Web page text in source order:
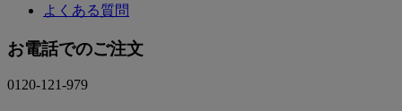
よくある質問
お電話でのご注文
0120-121-979